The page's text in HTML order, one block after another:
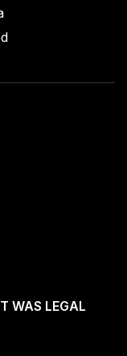
WAS LEGAL